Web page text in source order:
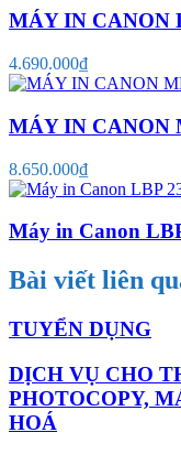
MÁY IN CANON
4.690.000₫
MÁY IN CANON
8.650.000₫
Máy in Canon
Bài viết liên
TUYỂN DỤNG
DỊCH VỤ CHO
PHOTOCOPY,
HOÁ